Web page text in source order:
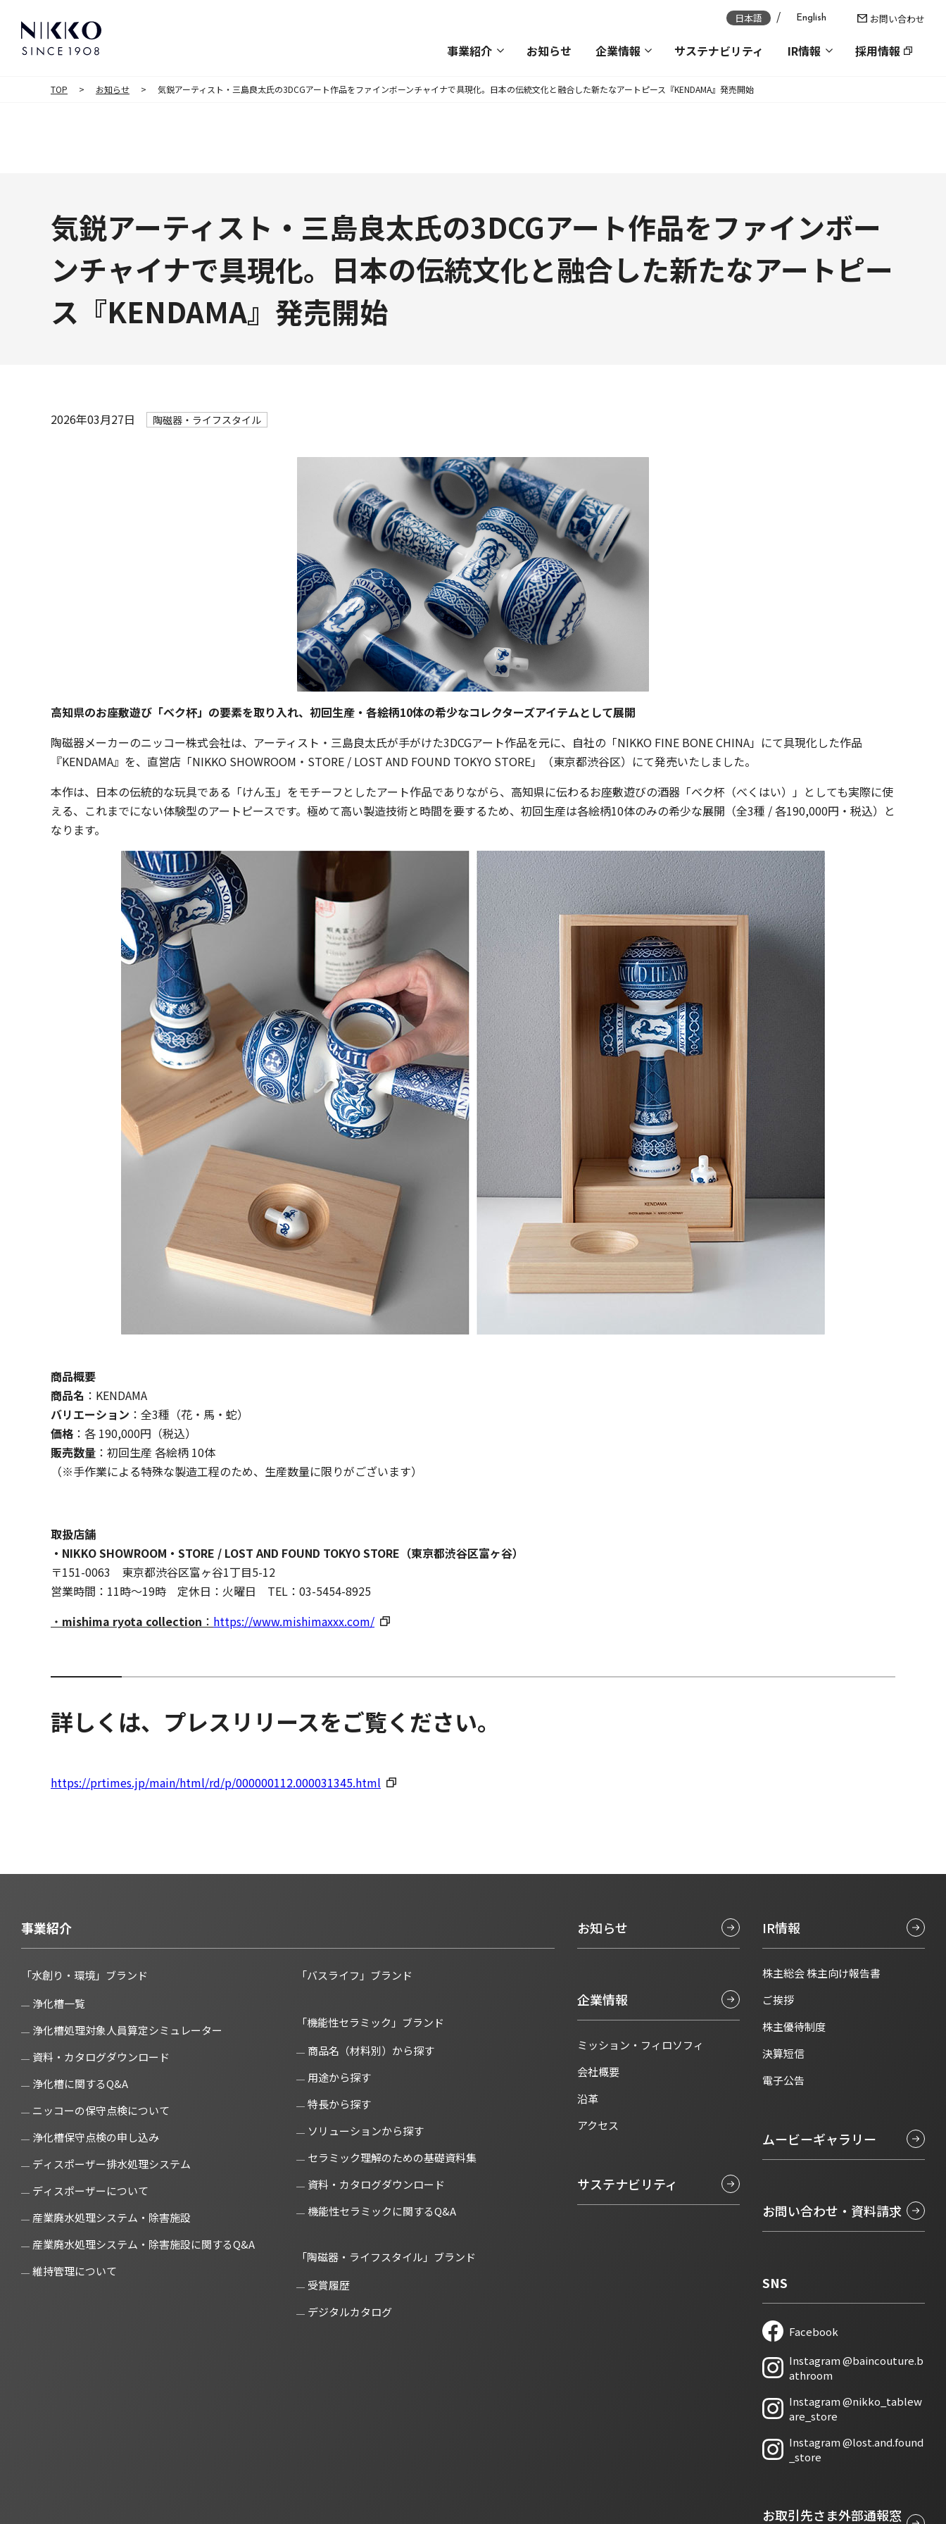
日本語 English お問い合わせ
事業紹介 お知らせ 企業情報 サステナビリティ IR情報 採用情報
TOP お知らせ 気鋭アーティスト・三島良太氏の3DCGアート作品をファインボーンチャイナで具現化。日本の伝統文化と融合した新たなアートピース『KENDAMA』発売開始
気鋭アーティスト・三島良太氏の3DCGアート作品をファインボー
ンチャイナで具現化。日本の伝統文化と融合した新たなアートピー
ス『KENDAMA』発売開始
2026年03月27日 陶磁器・ライフスタイル
高知県のお座敷遊び「ベク杯」の要素を取り入れ、初回生産・各絵柄10体の希少なコレクターズアイテムとして展開
陶磁器メーカーのニッコー株式会社は、アーティスト・三島良太氏が手がけた3DCGアート作品を元に、自社の「NIKKO FINE BONE CHINA」にて具現化した作品
『KENDAMA』を、直営店「NIKKO SHOWROOM・STORE / LOST AND FOUND TOKYO STORE」（東京都渋谷区）にて発売いたしました。
本作は、日本の伝統的な玩具である「けん玉」をモチーフとしたアート作品でありながら、高知県に伝わるお座敷遊びの酒器「ベク杯（べくはい）」としても実際に使
える、これまでにない体験型のアートピースです。極めて高い製造技術と時間を要するため、初回生産は各絵柄10体のみの希少な展開（全3種 / 各190,000円・税込）と
なります。
商品概要
商品名 ：KENDAMA
バリエーション ：全3種（花・馬・蛇）
価格 ：各 190,000円（税込）
販売数量 ：初回生産 各絵柄 10体
（※手作業による特殊な製造工程のため、生産数量に限りがございます）
取扱店舗
・NIKKO SHOWROOM・STORE / LOST AND FOUND TOKYO STORE（東京都渋谷区富ヶ谷）
〒151-0063 東京都渋谷区富ヶ谷1丁目5-12
営業時間：11時〜19時 定休日：火曜日 TEL：03-5454-8925
・ mishima ryota collection ： https://www.mishimaxxx.com/
詳しくは、プレスリリースをご覧ください。
https://prtimes.jp/main/html/rd/p/000000112.000031345.html
事業紹介
「水創り・環境」ブランド
浄化槽一覧
浄化槽処理対象人員算定シミュレーター
資料・カタログダウンロード
浄化槽に関するQ&A
ニッコーの保守点検について
浄化槽保守点検の申し込み
ディスポーザー排水処理システム
ディスポーザーについて
産業廃水処理システム・除害施設
産業廃水処理システム・除害施設に関するQ&A
維持管理について
「バスライフ」ブランド
「機能性セラミック」ブランド
商品名（材料別）から探す
用途から探す
特長から探す
ソリューションから探す
セラミック理解のための基礎資料集
資料・カタログダウンロード
機能性セラミックに関するQ&A
「陶磁器・ライフスタイル」ブランド
受賞履歴
デジタルカタログ
お知らせ
企業情報
ミッション・フィロソフィ
会社概要
沿革
アクセス
サステナビリティ
IR情報
株主総会 株主向け報告書
ご挨拶
株主優待制度
決算短信
電子公告
ムービーギャラリー
お問い合わせ・資料請求
SNS
Facebook
新しいタブで開きます
Instagram @baincouture.b
athroom
新しいタブで開きます
Instagram @nikko_tablew
are_store
新しいタブで開きます
Instagram @lost.and.found
_store
新しいタブで開きます
お取引先さま外部通報窓